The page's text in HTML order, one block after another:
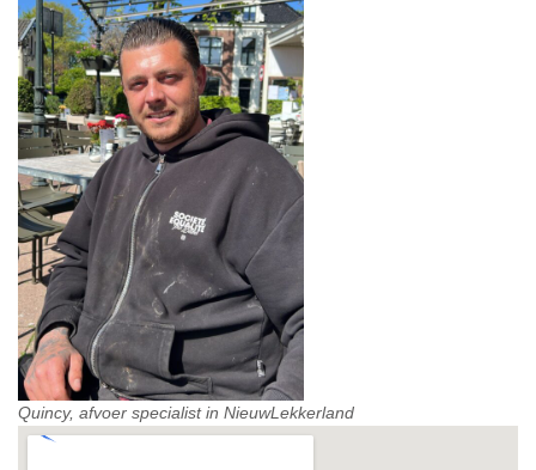
Quincy, afvoer specialist in NieuwLekkerland